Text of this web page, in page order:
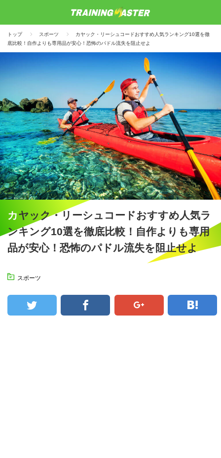
トップ スポーツ
カヤック・リーシュコードおすすめ人気ランキング10選を徹
底比較！自作よりも専用品が安心！恐怖のパドル流失を阻止せよ
カヤック・リーシュコードおすすめ人気ラ
ンキング10選を徹底比較！自作よりも専用
品が安心！恐怖のパドル流失を阻止せよ
スポーツ